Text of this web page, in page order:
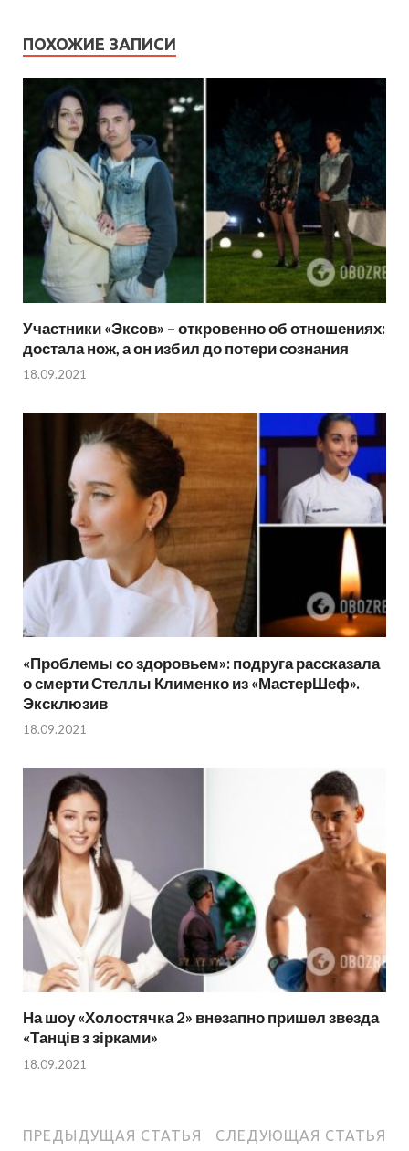
ПОХОЖИЕ ЗАПИСИ
Участники «Эксов» – откровенно об отношениях:
достала нож, а он избил до потери сознания
18.09.2021
«Проблемы со здоровьем»: подруга рассказала
о смерти Стеллы Клименко из «МастерШеф».
Эксклюзив
18.09.2021
На шоу «Холостячка 2» внезапно пришел звезда
«Танців з зірками»
18.09.2021
ПРЕДЫДУЩАЯ СТАТЬЯ СЛЕДУЮЩАЯ СТАТЬЯ